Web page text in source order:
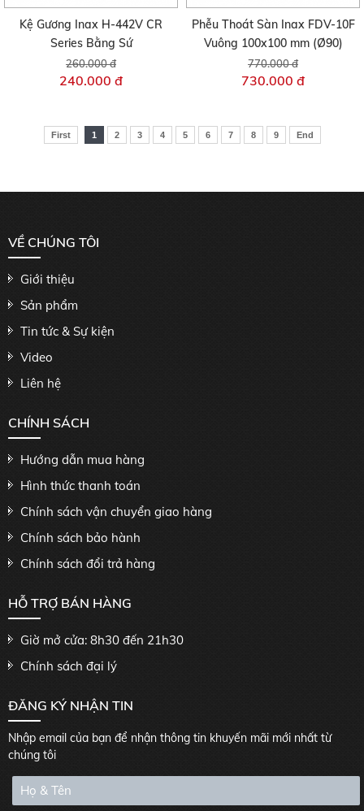
Kệ Gương Inax H-442V CR
Series Bằng Sứ
260.000 đ
240.000 đ
Phễu Thoát Sàn Inax FDV-10F
Vuông 100x100 mm (Ø90)
770.000 đ
730.000 đ
First 1 2 3 4 5 6 7 8 9 End
VỀ CHÚNG TÔI
Giới thiệu
Sản phẩm
Tin tức & Sự kiện
Video
Liên hệ
CHÍNH SÁCH
Hướng dẫn mua hàng
Hình thức thanh toán
Chính sách vận chuyển giao hàng
Chính sách bảo hành
Chính sách đổi trả hàng
HỖ TRỢ BÁN HÀNG
Giờ mở cửa: 8h30 đến 21h30
Chính sách đại lý
ĐĂNG KÝ NHẬN TIN
Nhập email của bạn để nhận thông tin khuyến mãi mới nhất từ
chúng tôi